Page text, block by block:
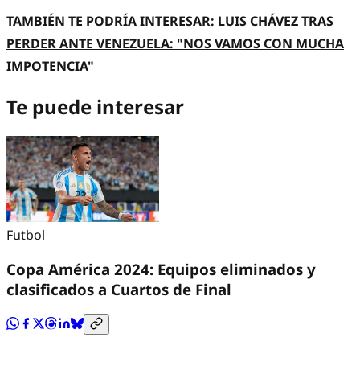
TAMBIÉN TE PODRÍA INTERESAR: LUIS CHÁVEZ TRAS
PERDER ANTE VENEZUELA: "NOS VAMOS CON MUCHA
IMPOTENCIA"
Te puede interesar
Futbol
Copa América 2024: Equipos eliminados y
clasificados a Cuartos de Final